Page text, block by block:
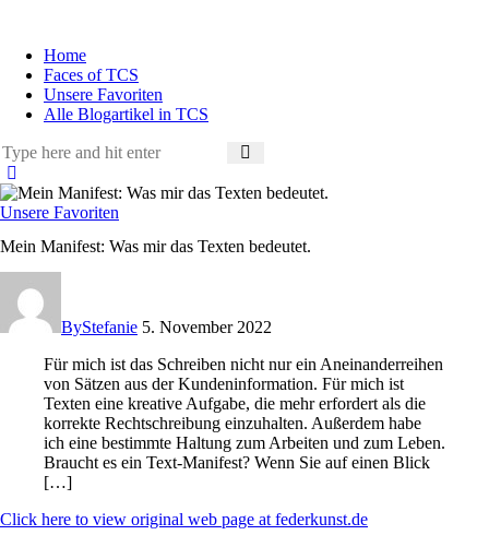
Home
Faces of TCS
Unsere Favoriten
Alle Blogartikel in TCS
Unsere Favoriten
Mein Manifest: Was mir das Texten bedeutet.
ByStefanie 5. November 2022
Für mich ist das Schreiben nicht nur ein Aneinanderreihen
von Sätzen aus der Kundeninformation. Für mich ist
Texten eine kreative Aufgabe, die mehr erfordert als die
korrekte Rechtschreibung einzuhalten. Außerdem habe
ich eine bestimmte Haltung zum Arbeiten und zum Leben.
Braucht es ein Text-Manifest? Wenn Sie auf einen Blick
[…]
Click here to view original web page at federkunst.de